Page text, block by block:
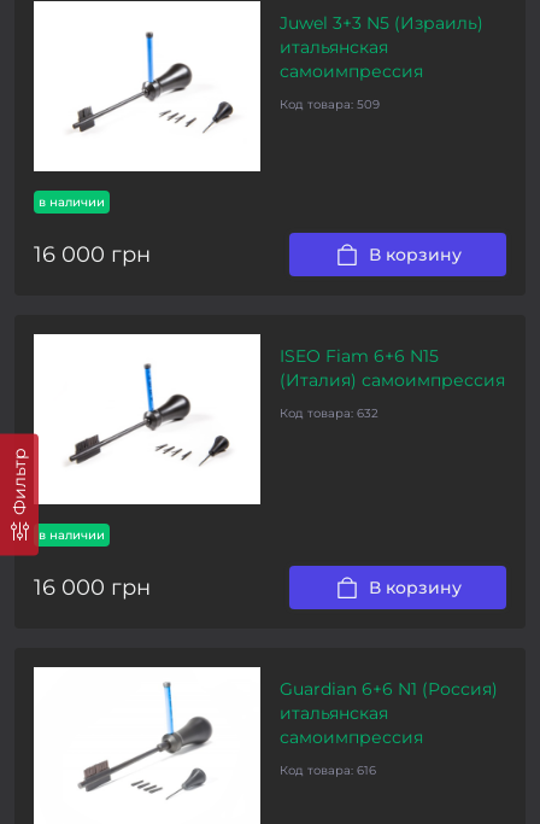
Фильтр
в наличии
Juwel 3+3 N5 (Израиль)
итальянская
самоимпрессия
Код товара: 509
16 000 грн В корзину
в наличии
ISEO Fiam 6+6 N15
(Италия) самоимпрессия
Код товара: 632
16 000 грн В корзину
Guardian 6+6 N1 (Россия)
итальянская
самоимпрессия
Код товара: 616